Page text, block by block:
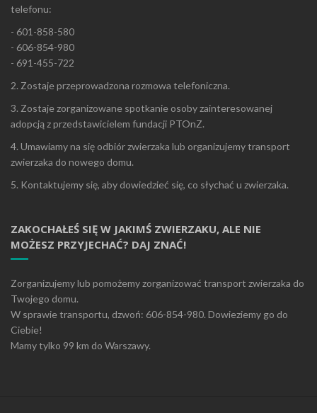
telefonu:
- 601-858-580
- 606-854-980
- 691-455-722
2. Zostaje przeprowadzona rozmowa telefoniczna.
3. Zostaje zorganizowane spotkanie osoby zainteresowanej
adopcją z przedstawicielem fundacji PTOnZ.
4. Umawiamy na się odbiór zwierzaka lub organizujemy transport
zwierzaka do nowego domu.
5. Kontaktujemy się, aby dowiedzieć się, co słychać u zwierzaka.
ZAKOCHAŁEŚ SIĘ W JAKIMŚ ZWIERZAKU, ALE NIE
MOŻESZ PRZYJECHAĆ? DAJ ZNAĆ!
Zorganizujemy lub pomożemy zorganizować transport zwierzaka do
Twojego domu.
W sprawie transportu, dzwoń: 606-854-980. Dowieziemy go do
Ciebie!
Mamy tylko 99 km do Warszawy.